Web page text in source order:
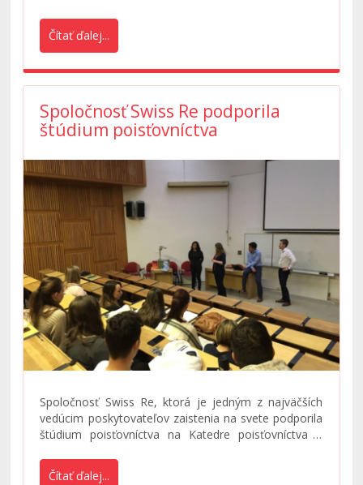
poisťovníctva na Katedre poisťovníctva.
Čítať ďalej...
Spoločnosť Swiss Re podporila
štúdium poisťovníctva
Spoločnosť Swiss Re, ktorá je jedným z najväčších
vedúcim poskytovateľov zaistenia na svete podporila
štúdium poisťovníctva na Katedre poisťovníctva a
zameranú na problematiku poistenia.
Čítať ďalej...